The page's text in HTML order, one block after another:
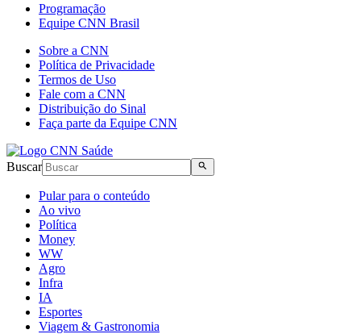
Programação
Equipe CNN Brasil
Sobre a CNN
Política de Privacidade
Termos de Uso
Fale com a CNN
Distribuição do Sinal
Faça parte da Equipe CNN
Buscar
Pular para o conteúdo
Ao vivo
Política
Money
WW
Agro
Infra
IA
Esportes
Viagem & Gastronomia